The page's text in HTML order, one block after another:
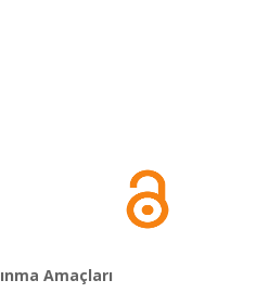
Amaçları